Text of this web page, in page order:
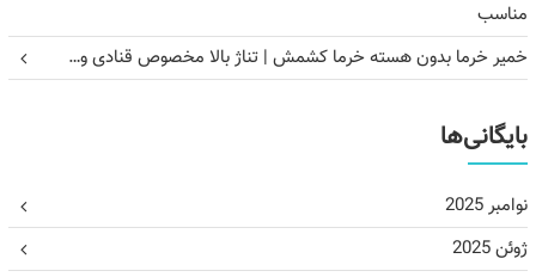
مناسب
خمیر خرما بدون هسته خرما کشمش | تناژ بالا مخصوص قنادی و…
بایگانی‌ها
نوامبر 2025
ژوئن 2025